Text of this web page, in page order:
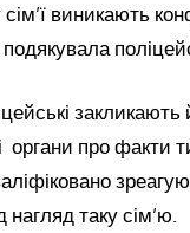
сім’ї виникають
органи про факти
нагляд таку сім’ю.